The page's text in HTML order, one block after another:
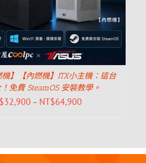
機】【內燃機】ITX小主機：這台
免費 SteamOS 安裝教學。
32,900 – NT$64,900